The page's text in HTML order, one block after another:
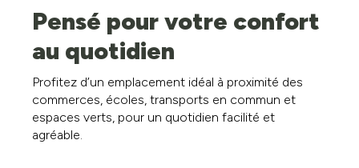
Chambre :
Hall :
Salle de bain :
Buanderie :
Pensé pour votre confort
au quotidien
Profitez d’un emplacement idéal à proximité des
commerces, écoles, transports en commun et
espaces verts, pour un quotidien facilité et
agréable.